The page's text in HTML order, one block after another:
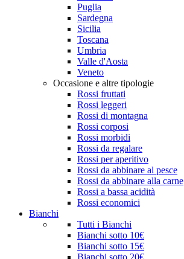
Puglia
Sardegna
Sicilia
Toscana
Umbria
Valle d'Aosta
Veneto
Occasione e altre tipologie
Rossi fruttati
Rossi leggeri
Rossi di montagna
Rossi corposi
Rossi morbidi
Rossi da regalare
Rossi per aperitivo
Rossi da abbinare al pesce
Rossi da abbinare alla carne
Rossi a bassa acidità
Rossi economici
Bianchi
Tutti i Bianchi
Bianchi sotto 10€
Bianchi sotto 15€